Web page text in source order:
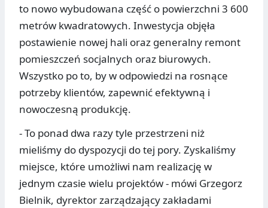
to nowo wybudowana część o powierzchni 3 600
metrów kwadratowych. Inwestycja objęła
postawienie nowej hali oraz generalny remont
pomieszczeń socjalnych oraz biurowych.
Wszystko po to, by w odpowiedzi na rosnące
potrzeby klientów, zapewnić efektywną i
nowoczesną produkcję.
- To ponad dwa razy tyle przestrzeni niż
mieliśmy do dyspozycji do tej pory. Zyskaliśmy
miejsce, które umożliwi nam realizację w
jednym czasie wielu projektów - mówi Grzegorz
Bielnik, dyrektor zarządzający zakładami